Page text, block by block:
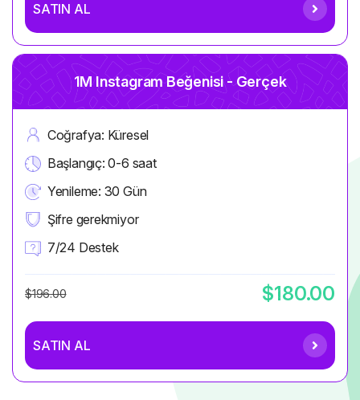
SATIN AL
1M Instagram Beğenisi - Gerçek
Coğrafya: Küresel
Başlangıç: 0-6 saat
Yenileme: 30 Gün
Şifre gerekmiyor
7/24 Destek
$196.00 $180.00
SATIN AL